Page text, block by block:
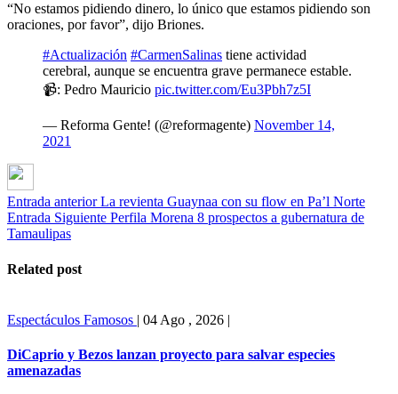
“No estamos pidiendo dinero, lo único que estamos pidiendo son
oraciones, por favor”, dijo Briones.
#Actualización #CarmenSalinas tiene actividad
cerebral, aunque se encuentra grave permanece estable.
📹: Pedro Mauricio pic.twitter.com/Eu3Pbh7z5I
— Reforma Gente! (@reformagente) November 14,
2021
Entrada anterior La revienta Guaynaa con su flow en Pa’l Norte
Entrada Siguiente Perfila Morena 8 prospectos a gubernatura de
Tamaulipas
Related post
Espectáculos Famosos | 04 Ago , 2026 |
DiCaprio y Bezos lanzan proyecto para salvar especies
amenazadas